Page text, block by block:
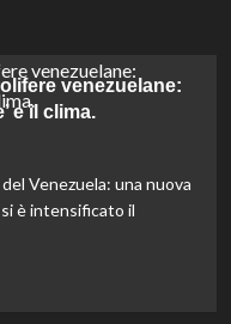
venezuelane:
e il clima.
Venezuela: una nuova
è intensificato il